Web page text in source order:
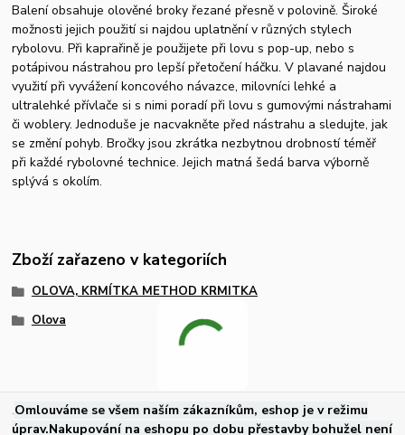
Balení obsahuje olověné broky řezané přesně v polovině. Široké
možnosti jejich použití si najdou uplatnění v různých stylech
rybolovu. Při kaprařině je použijete při lovu s pop-up, nebo s
potápivou nástrahou pro lepší přetočení háčku. V plavané najdou
využití při vyvážení koncového návazce, milovníci lehké a
ultralehké přívlače si s nimi poradí při lovu s gumovými nástrahami
či woblery. Jednoduše je nacvakněte před nástrahu a sledujte, jak
se změní pohyb. Bročky jsou zkrátka nezbytnou drobností téměř
při každé rybolovné technice. Jejich matná šedá barva výborně
splývá s okolím.
Zboží zařazeno v kategoriích
OLOVA, KRMÍTKA METHOD KRMITKA
Olova
.Omlouváme se všem naším zákazníkům, eshop je v režimu
úprav.Nakupování na eshopu po dobu přestavby bohužel není